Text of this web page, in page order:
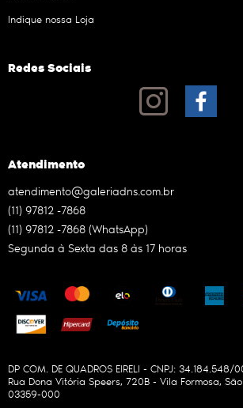
Indique nossa Loja
Redes Sociais
Atendimento
(11) 97812 -7868
(11) 97812 -7868 (WhatsApp)
Segunda à Sexta das 8 às 17 horas
atendimento@galeriadns.com.br
DP COM. DE QUADROS EIRELI - CNPJ: 34.184.548/
Rua Dona Vitória Speers, 720B - Vila Formosa,
03359-000